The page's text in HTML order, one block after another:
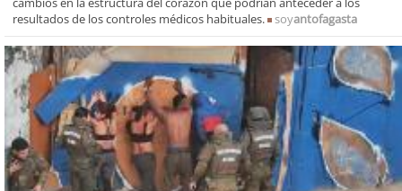
resultados de los controles médicos habituales.
soyantofagasta